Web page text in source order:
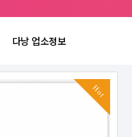
다낭 업소정보
Hot